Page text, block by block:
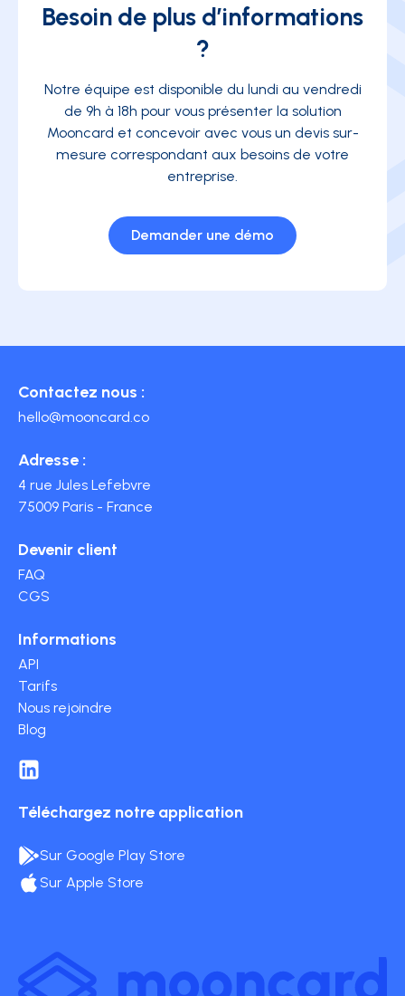
Besoin de plus d’informations
?
Notre équipe est disponible du lundi au vendredi
de 9h à 18h pour vous présenter la solution
Mooncard et concevoir avec vous un devis sur-
mesure correspondant aux besoins de votre
entreprise.
Demander une démo
Contactez nous :
hello@mooncard.co
Adresse :
4 rue Jules Lefebvre
75009 Paris - France
Devenir client
FAQ
CGS
Informations
API
Tarifs
Nous rejoindre
Blog
Téléchargez notre application
Sur Google Play Store
Sur Apple Store